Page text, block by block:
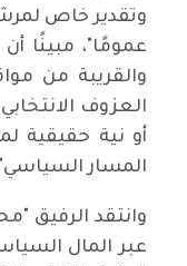
وتقدير خاص
عمومًا"، مبينًا
والقريبة من
العزوف
أو نية حقيقية
المسار
وانتقد الرفيق
عبر المال